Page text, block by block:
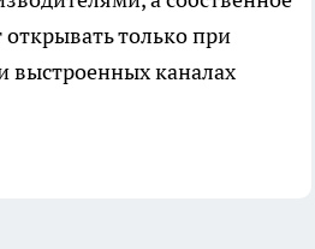
только при
выстроенных каналах